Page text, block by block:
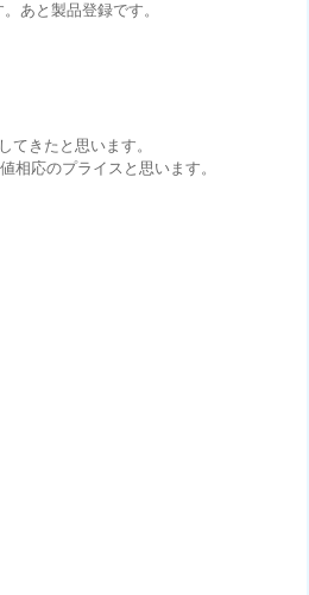
あと製品登録です。
てきたと思います。
相応のプライスと思います。